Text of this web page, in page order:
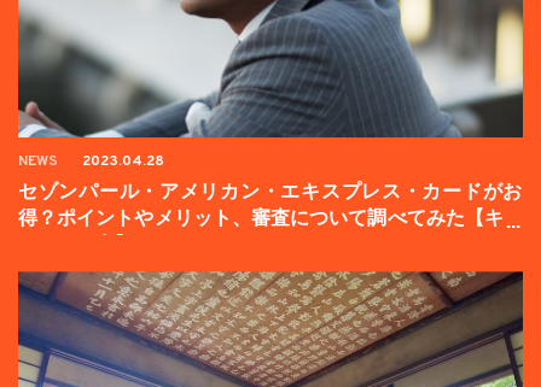
NEWS 2023.04.28
セゾンパール・アメリカン・エキスプレス・カードがお
得？ポイントやメリット、審査について調べてみた【キャ